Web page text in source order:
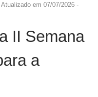
Atualizado em 07/07/2026 -
II Semana
a